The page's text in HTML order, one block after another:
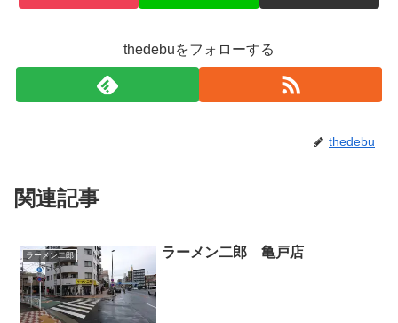
thedebuをフォローする
thedebu
関連記事
ラーメン二郎 ラーメン二郎 亀戸店